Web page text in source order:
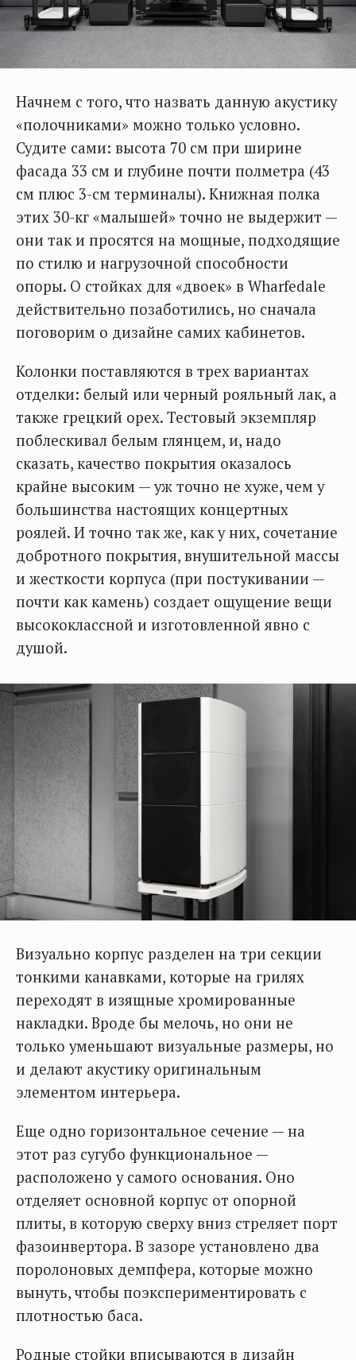
Начнем с того, что назвать данную акустику
«полочниками» можно только условно.
Судите сами: высота 70 см при ширине
фасада 33 см и глубине почти полметра (43
см плюс 3-см терминалы). Книжная полка
этих 30-кг «малышей» точно не выдержит —
они так и просятся на мощные, подходящие
по стилю и нагрузочной способности
опоры. О стойках для «двоек» в Wharfedale
действительно позаботились, но сначала
поговорим о дизайне самих кабинетов.
Колонки поставляются в трех вариантах
отделки: белый или черный рояльный лак, а
также грецкий орех. Тестовый экземпляр
поблескивал белым глянцем, и, надо
сказать, качество покрытия оказалось
крайне высоким — уж точно не хуже, чем у
большинства настоящих концертных
роялей. И точно так же, как у них, сочетание
добротного покрытия, внушительной массы
и жесткости корпуса (при постукивании —
почти как камень) создает ощущение вещи
высококлассной и изготовленной явно с
душой.
Визуально корпус разделен на три секции
тонкими канавками, которые на грилях
переходят в изящные хромированные
накладки. Вроде бы мелочь, но они не
только уменьшают визуальные размеры, но
и делают акустику оригинальным
элементом интерьера.
Еще одно горизонтальное сечение — на
этот раз сугубо функциональное —
расположено у самого основания. Оно
отделяет основной корпус от опорной
плиты, в которую сверху вниз стреляет порт
фазоинвертора. В зазоре установлено два
поролоновых демпфера, которые можно
вынуть, чтобы поэкспериментировать с
плотностью баса.
Родные стойки вписываются в дизайн